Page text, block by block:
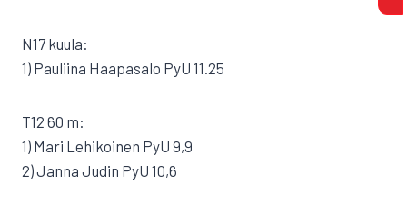
N17 kuula:
1) Pauliina Haapasalo PyU 11.25
T12 60 m:
1) Mari Lehikoinen PyU 9,9
2) Janna Judin PyU 10,6